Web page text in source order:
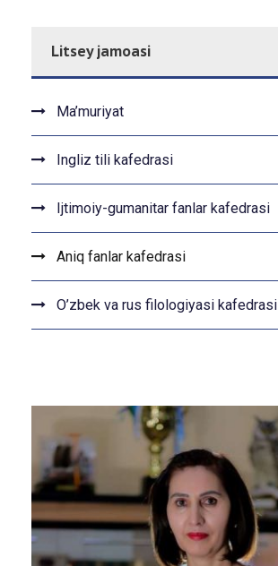
Litsey jamoasi
Ma’muriyat
Ingliz tili kafedrasi
Ijtimoiy-gumanitar fanlar kafedrasi
Aniq fanlar kafedrasi
O’zbek va rus filologiyasi kafedrasi